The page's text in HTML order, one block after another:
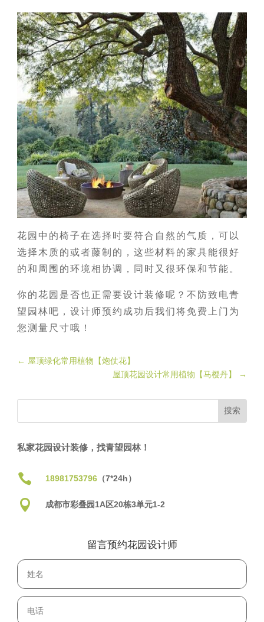
花园中的椅子在选择时要符合自然的气质，可以
选择木质的或者藤制的，这些材料的家具能很好
的和周围的环境相协调，同时又很环保和节能。
你的花园是否也正需要设计装修呢？不防致电青
望园林吧，设计师预约成功后我们将免费上门为
您测量尺寸哦！
← 屋顶绿化常用植物【炮仗花】
屋顶花园设计常用植物【马樱丹】
→
私家花园设计装修，找青望园林！
 18981753796（7*24h）
 成都市彩叠园1A区20栋3单元1-2
留言预约花园设计师